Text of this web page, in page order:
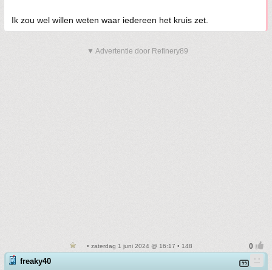
Ik zou wel willen weten waar iedereen het kruis zet.
▼ Advertentie door Refinery89
• zaterdag 1 juni 2024 @ 16:17 • 148
freaky40